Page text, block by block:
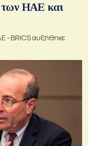
των ΗΑΕ και
- BRICS αυξήθηκε